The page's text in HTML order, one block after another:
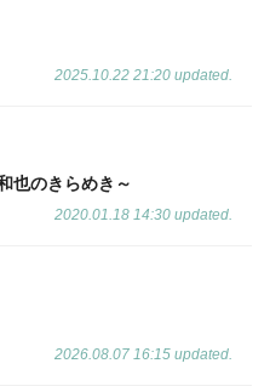
2025.10.22 21:20 updated.
也のきらめき～
2020.01.18 14:30 updated.
2026.08.07 16:15 updated.